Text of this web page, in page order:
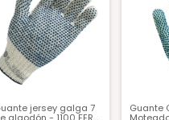
jersey galga 7 Guante